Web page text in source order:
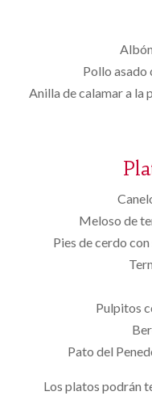
Pollo asado
Anilla de calamar a la
Meloso de
Pies de cerdo
Pulpitos
Pato del
Los platos podrán